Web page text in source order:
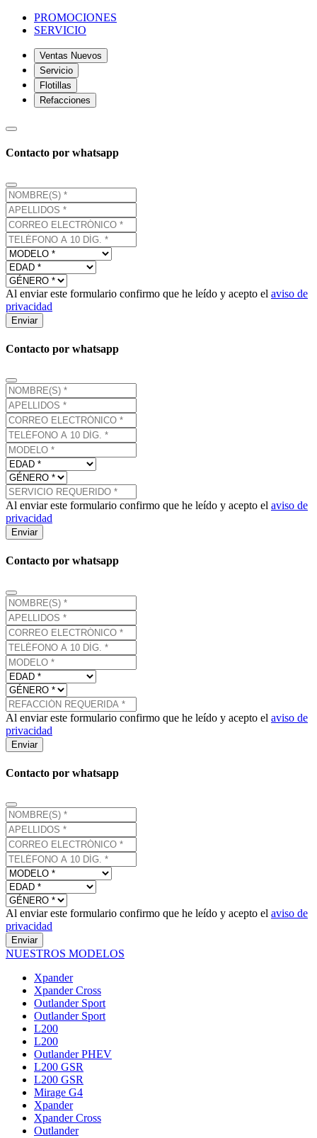
PROMOCIONES
SERVICIO
Ventas Nuevos
Servicio
Flotillas
Refacciones
Contacto por whatsapp
Al enviar este formulario confirmo que he leído y acepto el aviso de
privacidad
Enviar
Contacto por whatsapp
Al enviar este formulario confirmo que he leído y acepto el aviso de
privacidad
Enviar
Contacto por whatsapp
Al enviar este formulario confirmo que he leído y acepto el aviso de
privacidad
Enviar
Contacto por whatsapp
Al enviar este formulario confirmo que he leído y acepto el aviso de
privacidad
Enviar
NUESTROS MODELOS
Xpander
Xpander Cross
Outlander Sport
Outlander Sport
L200
L200
Outlander PHEV
L200 GSR
L200 GSR
Mirage G4
Xpander
Xpander Cross
Outlander